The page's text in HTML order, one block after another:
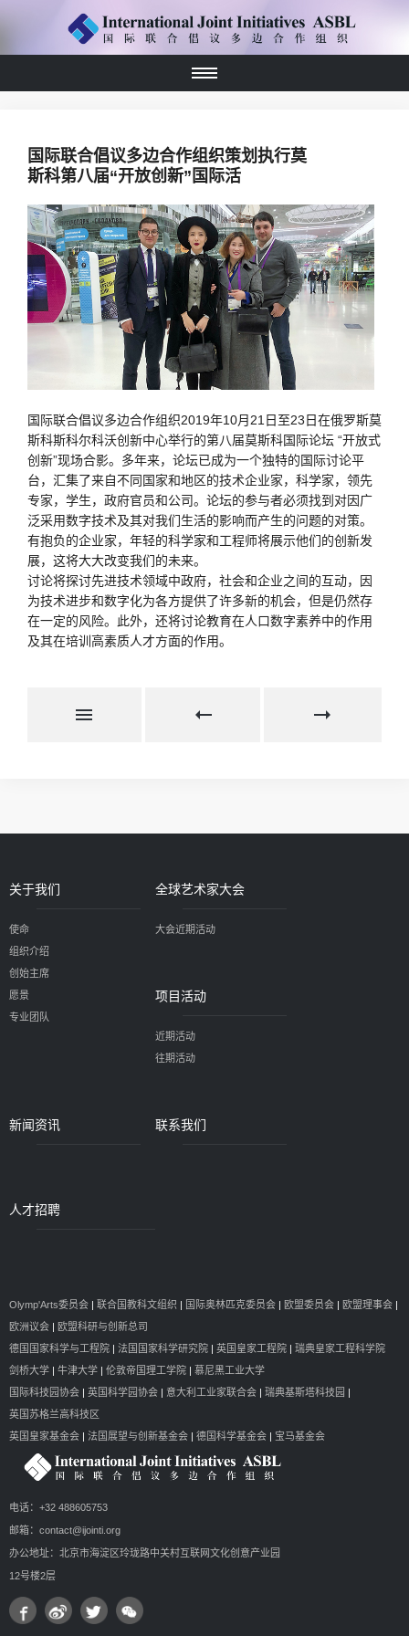
国际联合倡议多边合作组织策划执行莫
斯科第八届“开放创新”国际活
国际联合倡议多边合作组织2019年10月21日至23日在俄罗斯莫
斯科斯科尔科沃创新中心举行的第八届莫斯科国际论坛 “开放式
创新”现场合影。多年来，论坛已成为一个独特的国际讨论平
台，汇集了来自不同国家和地区的技术企业家，科学家，领先
专家，学生，政府官员和公司。论坛的参与者必须找到对因广
泛采用数字技术及其对我们生活的影响而产生的问题的对策。
有抱负的企业家，年轻的科学家和工程师将展示他们的创新发
展，这将大大改变我们的未来。
讨论将探讨先进技术领域中政府，社会和企业之间的互动，因
为技术进步和数字化为各方提供了许多新的机会，但是仍然存
在一定的风险。此外，还将讨论教育在人口数字素养中的作用
及其在培训高素质人才方面的作用。
关于我们
使命
组织介绍
创始主席
愿景
专业团队
全球艺术家大会
大会近期活动
项目活动
近期活动
往期活动
新闻资讯 联系我们
人才招聘
Olymp'Arts委员会 | 联合国教科文组织 | 国际奥林匹克委员会 | 欧盟委员会 | 欧盟理事会 |
欧洲议会 | 欧盟科研与创新总司
德国国家科学与工程院 | 法国国家科学研究院 | 英国皇家工程院 | 瑞典皇家工程科学院
剑桥大学 | 牛津大学 | 伦敦帝国理工学院 | 慕尼黑工业大学
国际科技园协会 | 英国科学园协会 | 意大利工业家联合会 | 瑞典基斯塔科技园 |
英国苏格兰高科技区
英国皇家基金会 | 法国展望与创新基金会 | 德国科学基金会 | 宝马基金会
电话：+32 488605753
邮箱：contact@ijointi.org
办公地址：北京市海淀区玲珑路中关村互联网文化创意产业园
12号楼2层